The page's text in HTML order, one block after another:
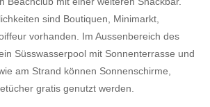
sind Boutiquen, Minimarkt,
vorhanden. Im Aussenbereich des
Süsswasserpool mit Sonnenterrasse und
am Strand können Sonnenschirme,
gratis genutzt werden.